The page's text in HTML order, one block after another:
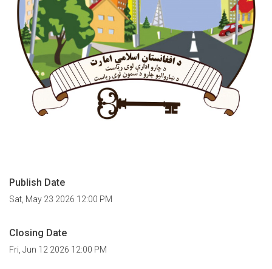
Publish Date
Sat, May 23 2026 12:00 PM
Closing Date
Fri, Jun 12 2026 12:00 PM